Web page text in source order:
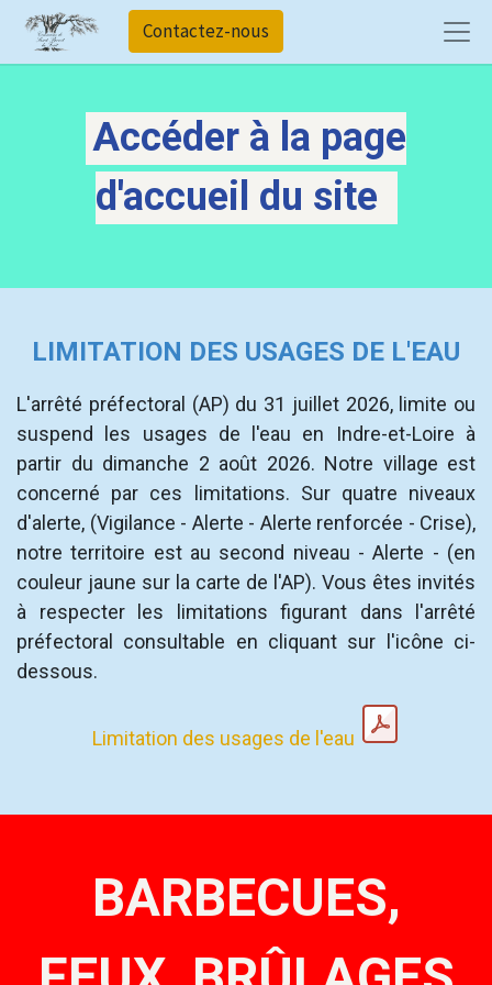
Contactez-nous
Accéder à la page
d'accueil du site
LIMITATION DES USAGES DE L'EAU
L'arrêté préfectoral (AP) du 31 juillet 2026, limite ou
suspend les usages de l'eau en Indre-et-Loire à
partir du dimanche 2 août 2026. Notre village est
concerné par ces limitations. Sur quatre niveaux
d'alerte, (Vigilance - Alerte - Alerte renforcée - Crise),
notre territoire est au second niveau - Alerte - (en
couleur jaune sur la carte de l'AP). Vous êtes invités
à respecter les limitations figurant dans l'arrêté
préfectoral consultable en cliquant sur l'icône ci-
dessous.
Limitation des usages de l'eau
BARBECUES,